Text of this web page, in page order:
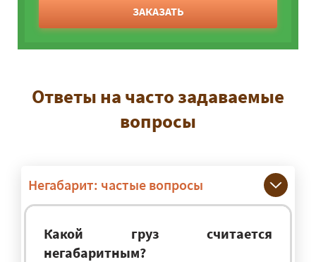
ЗАКАЗАТЬ
Ответы на часто задаваемые
вопросы
Негабарит: частые вопросы
Какой груз считается
негабаритным?